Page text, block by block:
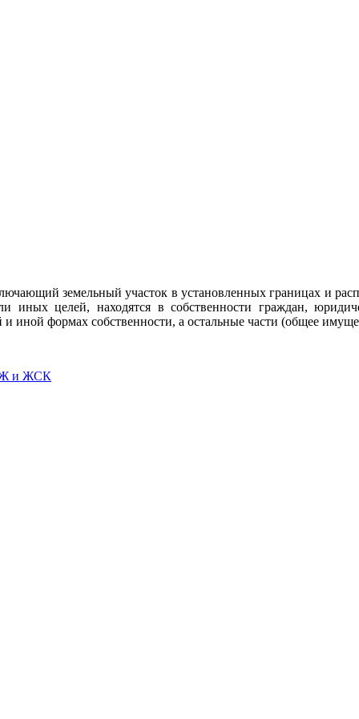
земельный участок в установленных границах и
иных целей, находятся в собственности граждан,
иной формах собственности, а остальные части (общее
и ЖСК